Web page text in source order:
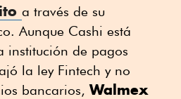
a través de su
Aunque Cashi está
institución de pagos
la ley Fintech y no
bancarios,Walmex